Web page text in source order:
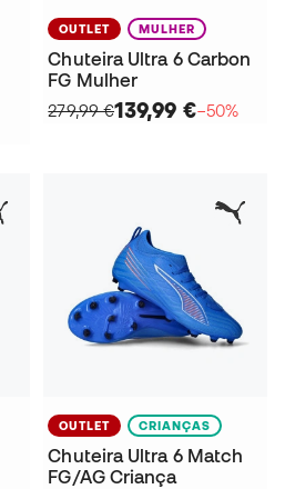
OUTLET MULHER
Chuteira Ultra 6 Carbon
FG Mulher
279,99 €139,99 €−50%
OUTLET CRIANÇAS
Chuteira Ultra 6 Match
FG/AG Criança